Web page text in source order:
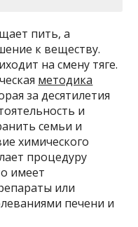
пить, а
к веществу.
на смену тяге.
методика
за десятилетия
и
семьи и
химического
процедуру
имеет
или
печени и